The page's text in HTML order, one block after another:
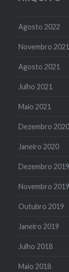
Agosto 2022
Novembro 2021
Agosto 2021
Julho 2021
Maio 2021
Dezembro 2020
Janeiro 2020
Dezembro 2019
Novembro 2019
Outubro 2019
Janeiro 2019
Julho 2018
Maio 2018